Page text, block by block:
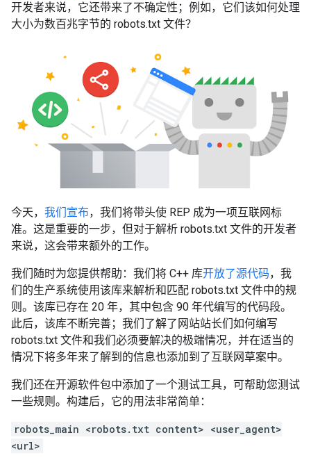
开发者来说，它还带来了不确定性；例如，它们该如何处理
大小为数百兆字节的 robots.txt 文件？
今天， 我们宣布，我们将带头使 REP 成为一项互联网标
准。这是重要的一步，但对于解析 robots.txt 文件的开发者
来说，这会带来额外的工作。
我们随时为您提供帮助：我们将 C++ 库开放了源代码，我
们的生产系统使用该库来解析和匹配 robots.txt 文件中的规
则。该库已存在 20 年，其中包含 90 年代编写的代码段。
此后，该库不断完善；我们了解了网站站长们如何编写
robots.txt 文件和我们必须要解决的极端情况，并在适当的
情况下将多年来了解到的信息也添加到了互联网草案中。
我们还在开源软件包中添加了一个测试工具，可帮助您测试
一些规则。构建后，它的用法非常简单：
robots_main <robots.txt content> <user_agent>
<url>